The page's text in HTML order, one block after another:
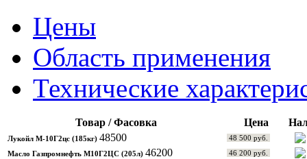
Цены
Область применения
Технические
Товар / Фасовка Цена
Лукойл М-10Г2цс (185кг) 48500
48 500 руб.
Масло Газпромнефть М10Г2ЦС (205л) 46200
46 200 руб.